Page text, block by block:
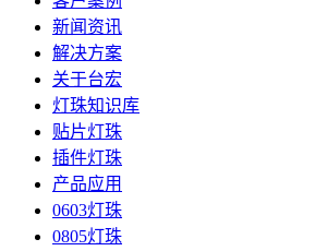
新闻资讯
解决方案
关于台宏
灯珠知识库
贴片灯珠
插件灯珠
产品应用
0603灯珠
0805灯珠